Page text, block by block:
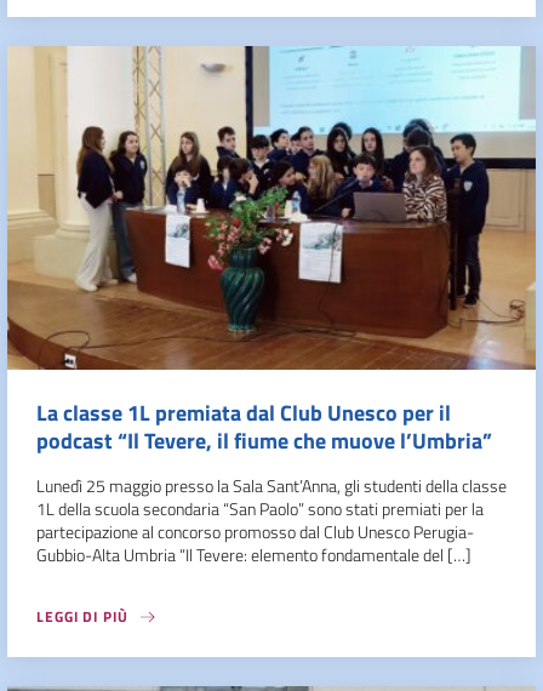
La classe 1L premiata dal Club Unesco per il
podcast “Il Tevere, il fiume che muove l’Umbria”
Lunedì 25 maggio presso la Sala Sant’Anna, gli studenti della classe
1L della scuola secondaria “San Paolo” sono stati premiati per la
partecipazione al concorso promosso dal Club Unesco Perugia-
Gubbio-Alta Umbria “Il Tevere: elemento fondamentale del […]
LEGGI DI PIÙ